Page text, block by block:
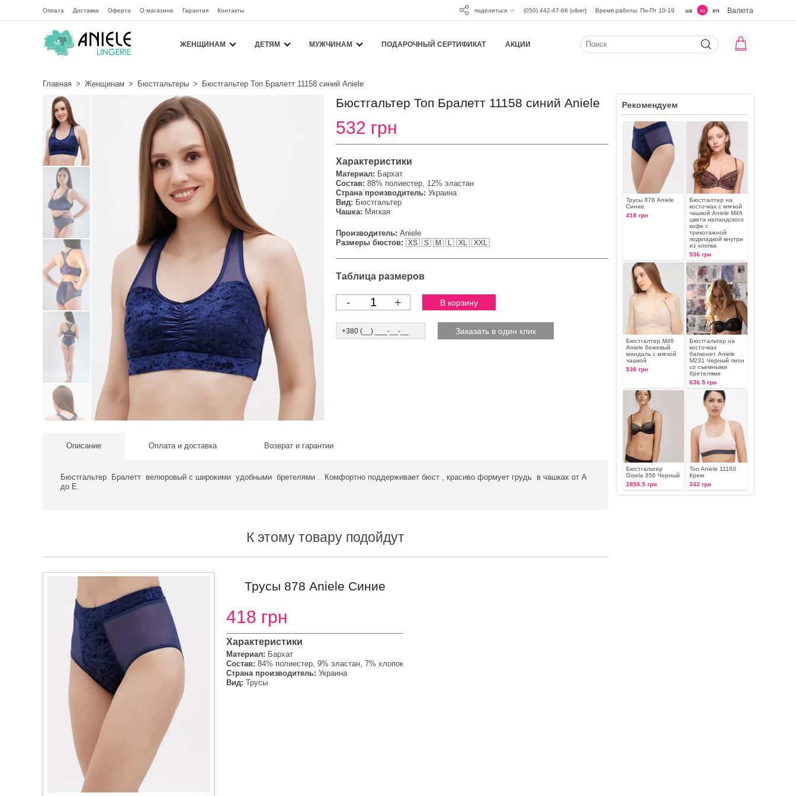
Оплата Доставка Оферта О магазине Гарантия Контакты поделиться (050) 442-47-66 (viber) Время работы: Пн-Пт 10-19 ua ru en Валюта
ЖЕНЩИНАМ ДЕТЯМ МУЖЧИНАМ ПОДАРОЧНЫЙ СЕРТИФИКАТ АКЦИИ
Главная > Женщинам > Бюстгальтеры > Бюстгальтер Топ Бралетт 11158 синий Aniele
Бюстгальтер Топ Бралетт 11158 синий Aniele
532 грн
Характеристики
Материал: Бархат
Состав: 88% полиестер, 12% эластан
Страна производитель: Украина
Вид: Бюстгальтер
Чашка: Мягкая
Производитель: Aniele
Размеры бюстов:
XS S M L XL XXL
Таблица размеров
- +
Описание Оплата и доставка Возврат и гарантии
Бюстгальтер Бралетт велюровый с широкими удобными бретелями . Комфортно поддерживает бюст , красиво формует грудь в чашках от А
до Е.
К этому товару подойдут
Трусы 878 Aniele Синие
418 грн
Характеристики
Материал: Бархат
Состав: 84% полиестер, 9% эластан, 7% хлопок
Страна производитель: Украина
Вид: Трусы
Рекомендуем
Трусы 878 Aniele
Синие
418 грн
Бюстгалтер на
косточках с мягкой
чашкой Aniele М46
цвета ирландского
кофе с
трикотажной
подкладкой внутри
из хлопка
536 грн
Бюстгалтер М46
Aniele бежевый
миндаль с мягкой
чашкой
536 грн
Бюстгальтер на
косточках
балконет Aniele
М231 Черный пион
со съемными
бретелями
636.5 грн
Бюстгальтер
Gisela 356 Черный
2856.5 грн
Топ Aniele 11160
Крем
342 грн